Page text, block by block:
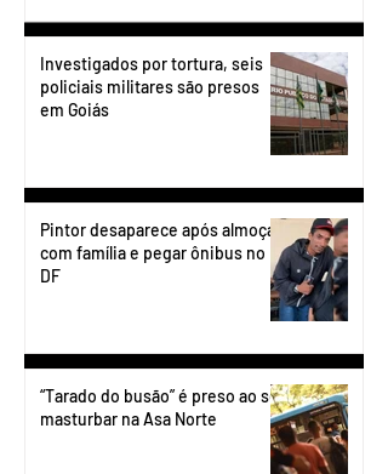
Investigados por tortura, seis
policiais militares são presos
em Goiás
Pintor desaparece após almoçar
com família e pegar ônibus no
DF
“Tarado do busão” é preso ao se
masturbar na Asa Norte